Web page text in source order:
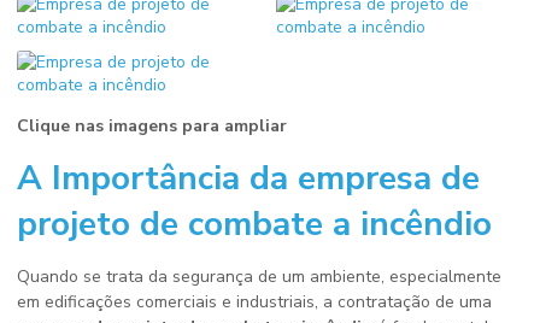
Clique nas imagens para ampliar
A Importância da empresa de
projeto de combate a incêndio
Quando se trata da segurança de um ambiente, especialmente
em edificações comerciais e industriais, a contratação de uma